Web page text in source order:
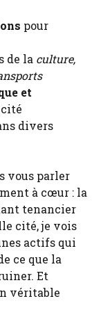
pour
de la culture,
et
divers
vous parler
à cœur : la
tenancier
cité, je vois
actifs qui
ce que la
Et
véritable